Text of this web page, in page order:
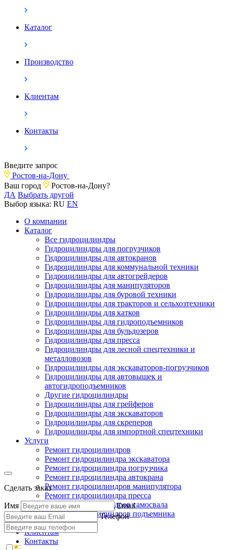
Каталог
Производство
Клиентам
Контакты
Введите запрос
Ростов-на-Дону
Ваш город
Ростов-на-Дону?
ДА Выбрать другой
Выбор языка: RU EN
О компании
Каталог
Все гидроцилиндры
Гидроцилиндры для погрузчиков
Гидроцилиндры для автокранов
Гидроцилиндры для коммунальной техники
Гидроцилиндры для автогрейдеров
Гидроцилиндры для манипуляторов
Гидроцилиндры для буровой техники
Гидроцилиндры для тракторов и сельхозтехники
Гидроцилиндры для катков
Гидроцилиндры для гидроподъемников
Гидроцилиндры для бульдозеров
Гидроцилиндры для пресса
Гидроцилиндры для лесной спецтехники и
металловозов
Гидроцилиндры для экскаваторов-погрузчиков
Гидроцилиндры для автовышек и
автогидроподъемников
Другие гидроцилиндры
Гидроцилиндры для грейферов
Гидроцилиндры для экскаваторов
Гидроцилиндры для скреперов
Гидроцилиндры для импортной спецтехники
Услуги
Ремонт гидроцилиндров
Ремонт гидроцилиндра экскаватора
Ремонт гидроцилиндра погрузчика
Ремонт гидроцилиндра автокрана
Ремонт гидроцилиндров манипулятора
Ремонт гидроцилиндра пресса
Ремонт гидроцилиндров самосвала
Ремонт гидроцилиндров подъемника
Производство
Клиентам
Контакты
Сделать заказ
Имя
Email
Телефон